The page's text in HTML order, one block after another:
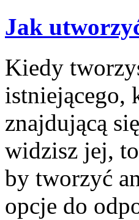
Jak
Kiedy
istniejącego,
znajdującą
widzisz jej,
by tworzyć
opcje do